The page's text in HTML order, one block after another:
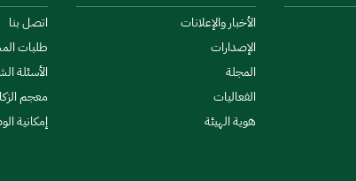
الأخبار والإعلانات
الإصدارات
المجلة
الفعاليات
هوية الهيئة
اتصل بنا
طلبات
الأسئلة
معجم
إمكانية